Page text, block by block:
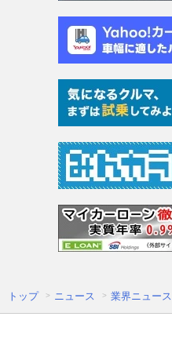
トップ ニュース 業界ニュース